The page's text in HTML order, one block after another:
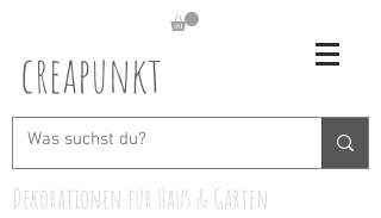
creapunkt
Dekorationen für Haus & Garten